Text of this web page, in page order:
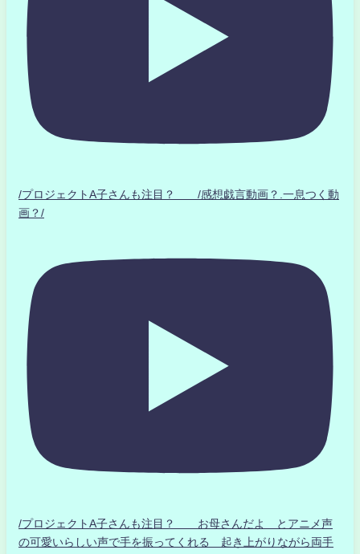
/プロジェクトA子さんも注目？ /感想戯言動画？.一息つく動
画？/
/プロジェクトA子さんも注目？ お母さんだよ とアニメ声
の可愛いらしい声で手を振ってくれる 起き上がりながら両手